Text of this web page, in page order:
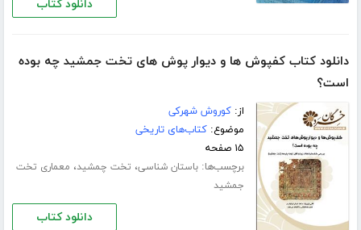
دانلود کتاب
دانلود کتاب کفپوش ها و دیوار پوش های تخت جمشید چه بوده
است؟
از:کوروش شهرکی
موضوع:کتاب‌های تاریخی
۱۵ صفحه
برچسب‌ها:باستان شناسی، تخت چمشید، معماری تخت
جمشید
دانلود کتاب